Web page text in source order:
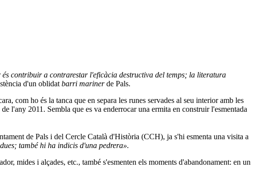
contribuir a contrarestar l'eficàcia destructiva del temps; la literatura
d'un oblidat barri marinerde Pals.
com ho és la tanca que en separa les runes servades al seu interior amb les
l'any 2011. Sembla que es va enderrocar una ermita en construir l'esmentada
de Pals i del Cercle Català d'Història (CCH), ja s'hi esmenta una visita a
també hi ha indicis d'una pedrera».
mides i alçades, etc., també s'esmenten els moments d'abandonament: en un